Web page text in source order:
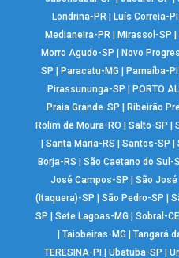
Londrina-PR| Luís Correia-PI
Medianeira-PR
Mirassol-SP
Morro Agudo-SP
Novo
SP
Paracatu-MG Parnaíba-PI
Pirassununga-SP
PORTO
Praia Grande-SP
Ribeirão
Rolim de Moura-RO
Salto-SP
|Santa Maria-RS |Santos-SP |
Borja-RS
|São Caetano do Sul-
José Campos-SP
|São José
(Itaquera)-SP
|São Pedro-SP |
SP
|Sete Lagoas-MG |Sobral-CE
Taiobeiras-MG Tangará
TERESINA-PI
|Ubatuba-SP |